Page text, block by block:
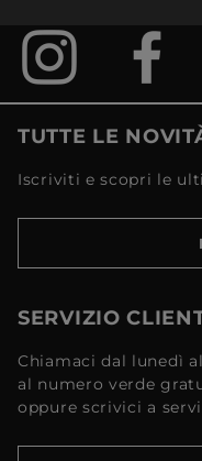
TUTTE LE
Iscriviti e scopri le
SERVIZIO
Chiamaci dal lunedì
al numero verde
oppure scrivici a